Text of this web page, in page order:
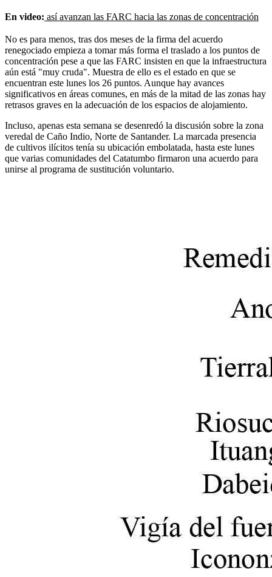
En video: así avanzan las FARC hacia las zonas de concentración
No es para menos, tras dos meses de la firma del acuerdo
renegociado empieza a tomar más forma el traslado a los puntos de
concentración pese a que las FARC insisten en que la infraestructura
aún está "muy cruda". Muestra de ello es el estado en que se
encuentran este lunes los 26 puntos. Aunque hay avances
significativos en áreas comunes, en más de la mitad de las zonas hay
retrasos graves en la adecuación de los espacios de alojamiento.
Incluso, apenas esta semana se desenredó la discusión sobre la zona
veredal de Caño Indio, Norte de Santander. La marcada presencia
de cultivos ilícitos tenía su ubicación embolatada, hasta este lunes
que varias comunidades del Catatumbo firmaron una acuerdo para
unirse al programa de sustitución voluntario.